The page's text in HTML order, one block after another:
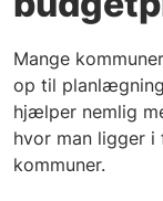
Mange
op til
hjælper nemlig
hvor man ligger i
kommuner.